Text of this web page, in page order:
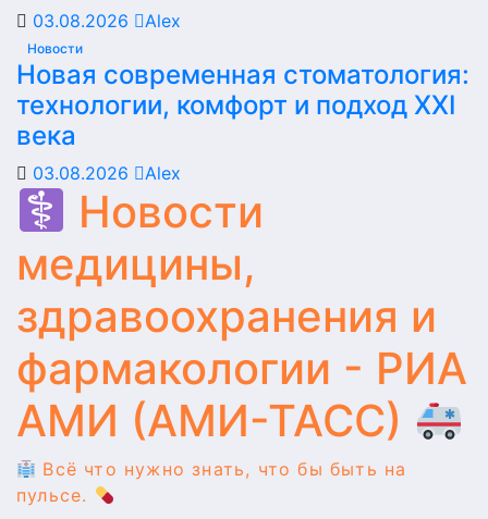
03.08.2026 Alex
Новости
Новая современная стоматология:
технологии, комфорт и подход XXI
века
03.08.2026 Alex
Новости
медицины,
здравоохранения и
фармакологии - РИА
АМИ (АМИ-ТАСС)
Всё что нужно знать, что бы быть на
пульсе.